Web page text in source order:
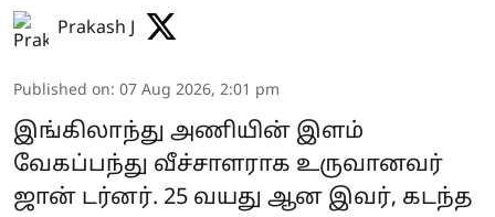
Prakash J
Published on: 07 Aug 2026, 2:01 pm
இங்கிலாந்து அணியின் இளம்
வேகப்பந்து வீச்சாளராக உருவானவர்
ஜான் டர்னர். 25 வயது ஆன இவர், கடந்த